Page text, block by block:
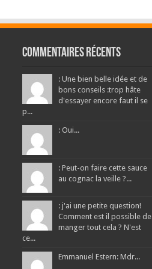
Commentaires récents
: Une bien belle idée et de
bons conseils :trop hâte
d'essayer encore faut il se
p...
: Oui...
: Peut-on faire cette sauce
au cognac la veille ?...
: j'ai une petite question!
Comment est il possible de
manger tout cela ? N'est
ce...
Emmanuel Estern: Mdr...